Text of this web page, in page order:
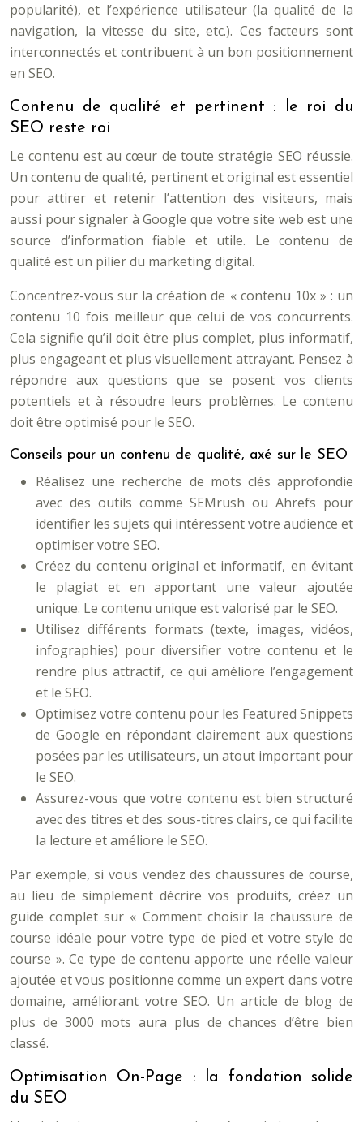
popularité), et l’expérience utilisateur (la qualité de la
navigation, la vitesse du site, etc.). Ces facteurs sont
interconnectés et contribuent à un bon positionnement
en SEO.
Contenu de qualité et pertinent : le roi du
SEO reste roi
Le contenu est au cœur de toute stratégie SEO réussie.
Un contenu de qualité, pertinent et original est essentiel
pour attirer et retenir l’attention des visiteurs, mais
aussi pour signaler à Google que votre site web est une
source d’information fiable et utile. Le contenu de
qualité est un pilier du marketing digital.
Concentrez-vous sur la création de « contenu 10x » : un
contenu 10 fois meilleur que celui de vos concurrents.
Cela signifie qu’il doit être plus complet, plus informatif,
plus engageant et plus visuellement attrayant. Pensez à
répondre aux questions que se posent vos clients
potentiels et à résoudre leurs problèmes. Le contenu
doit être optimisé pour le SEO.
Conseils pour un contenu de qualité, axé sur le SEO
Réalisez une recherche de mots clés approfondie
avec des outils comme SEMrush ou Ahrefs pour
identifier les sujets qui intéressent votre audience et
optimiser votre SEO.
Créez du contenu original et informatif, en évitant
le plagiat et en apportant une valeur ajoutée
unique. Le contenu unique est valorisé par le SEO.
Utilisez différents formats (texte, images, vidéos,
infographies) pour diversifier votre contenu et le
rendre plus attractif, ce qui améliore l’engagement
et le SEO.
Optimisez votre contenu pour les Featured Snippets
de Google en répondant clairement aux questions
posées par les utilisateurs, un atout important pour
le SEO.
Assurez-vous que votre contenu est bien structuré
avec des titres et des sous-titres clairs, ce qui facilite
la lecture et améliore le SEO.
Par exemple, si vous vendez des chaussures de course,
au lieu de simplement décrire vos produits, créez un
guide complet sur « Comment choisir la chaussure de
course idéale pour votre type de pied et votre style de
course ». Ce type de contenu apporte une réelle valeur
ajoutée et vous positionne comme un expert dans votre
domaine, améliorant votre SEO. Un article de blog de
plus de 3000 mots aura plus de chances d’être bien
classé.
Optimisation On-Page : la fondation solide
du SEO